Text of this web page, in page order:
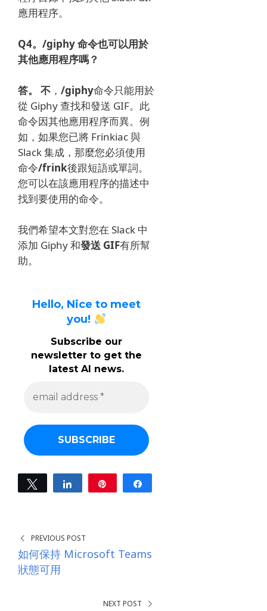
應用程序。
Q4。 /giphy 命令也可以用於
其他應用程序嗎？
答。 不 ， /giphy命令只能用於
從 Giphy 查找和發送 GIF。 此
命令因其他應用程序而異。 例
如，如果您已將 Frinkiac 與
Slack 集成，那麼您必須使用
命令/frink後跟短語或單詞。
您可以在該應用程序的描述中
找到要使用的命令。
我們希望本文對您在 Slack 中
添加 Giphy 和發送 GIF有所幫
助。
Hello, Nice to meet
you!
Subscribe our
newsletter to get the
latest AI news.
a
d
r
e
s
Tweet Share
PREVIOUS POST
如何保持 Microsoft Teams
狀態可用
NEXT POST